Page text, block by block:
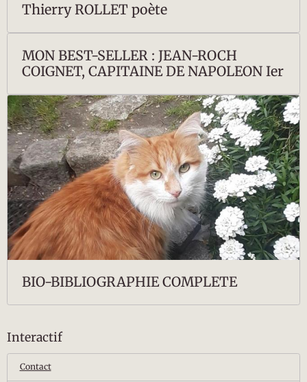
Thierry ROLLET poète
MON BEST-SELLER : JEAN-ROCH
COIGNET, CAPITAINE DE NAPOLEON Ier
BIO-BIBLIOGRAPHIE COMPLETE
Interactif
Contact